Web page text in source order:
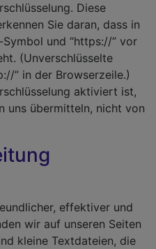
Diese
Sie daran, dass in
und “https://” vor
(Unverschlüsselte
” in der Browserzeile.)
aktiviert ist,
uns übermitteln, nicht von
effektiver und
wir auf unseren Seiten
kleine Textdateien, die